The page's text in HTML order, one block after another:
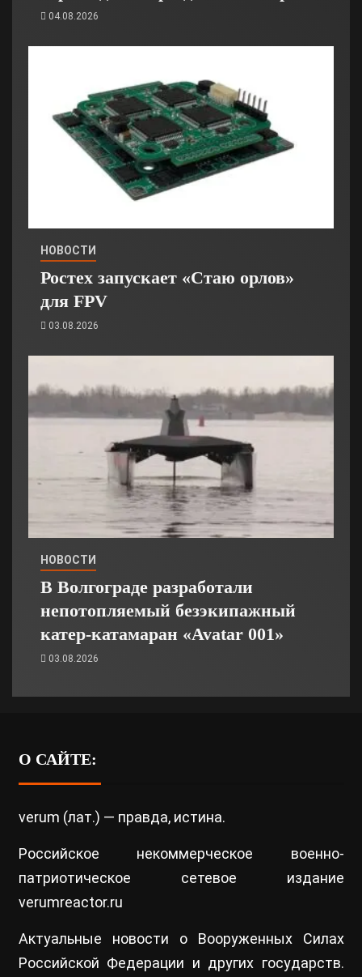
04.08.2026
НОВОСТИ
Ростех запускает «Стаю орлов»
для FPV
03.08.2026
НОВОСТИ
В Волгограде разработали
непотопляемый безэкипажный
катер-катамаран «Avatar 001»
03.08.2026
О САЙТЕ:
verum (лат.) — правда, истина.
Российское некоммерческое военно-
патриотическое сетевое издание
verumreactor.ru
Актуальные новости о Вооруженных Силах
Российской Федерации и других государств.